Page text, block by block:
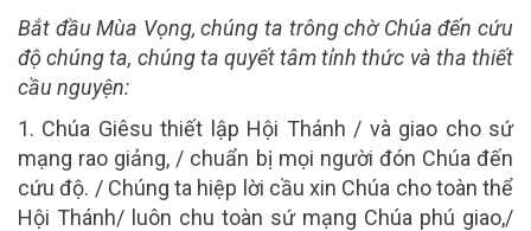
Bắt đầu Mùa Vọng, chúng ta trông chờ Chúa đến cứu
độ chúng ta, chúng ta quyết tâm tỉnh thức và tha thiết
cầu nguyện:
1. Chúa Giêsu thiết lập Hội Thánh / và giao cho sứ
mạng rao giảng, / chuẩn bị mọi người đón Chúa đến
cứu độ. / Chúng ta hiệp lời cầu xin Chúa cho toàn thể
Hội Thánh/ luôn chu toàn sứ mạng Chúa phú giao,/